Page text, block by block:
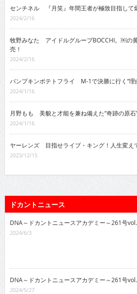
センチネル 『月笑』年間王者が極致目指して
2024/2/16
牧野みなた アイドルグループBOCCHI。￼の
売！
2024/2/16
パンプキンポテトフライ M-1で決勝に行く“理
2024/1/16
月野もも 美貌と才能を兼ね備えた“奇跡の原石
2024/1/16
ヤーレンズ 目指せライブ・キング！人生変え
2023/12/15
ドカントニュース
DNA～ドカントニュースアカデミー～261号
2024/6/3
DNA～ドカントニュースアカデミー～261号
2024/5/27